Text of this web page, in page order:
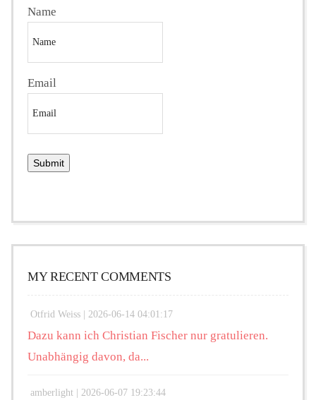
Name
Email
MY RECENT COMMENTS
Otfrid Weiss | 2026-06-14 04:01:17
Dazu kann ich Christian Fischer nur gratulieren.
Unabhängig davon, da...
amberlight | 2026-06-07 19:23:44